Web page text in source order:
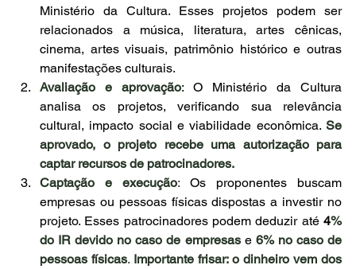
Ministério da Cultura. Esses projetos podem ser
relacionados a música, literatura, artes cênicas,
cinema, artes visuais, patrimônio histórico e outras
manifestações culturais.
Avaliação e aprovação: O Ministério da Cultura
analisa os projetos, verificando sua relevância
cultural, impacto social e viabilidade econômica. Se
aprovado, o projeto recebe uma autorização para
captar recursos de patrocinadores.
Captação e execução: Os proponentes buscam
empresas ou pessoas físicas dispostas a investir no
projeto. Esses patrocinadores podem deduzir até 4%
do IR devido no caso de empresas e 6% no caso de
pessoas físicas. Importante frisar: o dinheiro vem dos